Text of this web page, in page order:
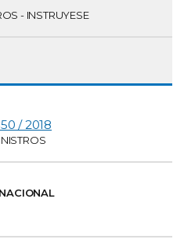
- INSTRUYESE
/ 2018